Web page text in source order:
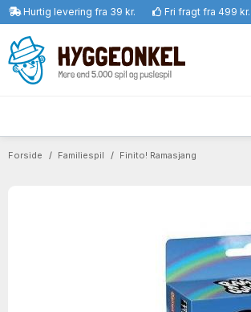
Hurtig levering fra 39 kr. Fri fragt fra 499 kr.
Forside Familiespil Finito! Ramasjang